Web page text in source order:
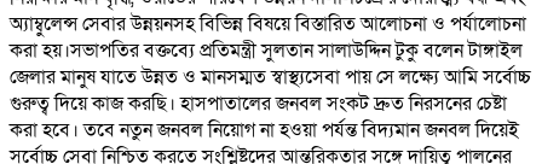
অ্যাম্বুলেন্স সেবার উন্নয়নসহ বিভিন্ন বিষয়ে বিস্তারিত আলোচনা ও পর্যালোচনা
করা হয়।সভাপতির বক্তব্যে প্রতিমন্ত্রী সুলতান সালাউদ্দিন টুকু বলেন টাঙ্গাইল
জেলার মানুষ যাতে উন্নত ও মানসম্মত স্বাস্থ্যসেবা পায় সে লক্ষ্যে আমি সর্বোচ্চ
গুরুত্ব দিয়ে কাজ করছি। হাসপাতালের জনবল সংকট দ্রুত নিরসনের চেষ্টা
করা হবে। তবে নতুন জনবল নিয়োগ না হওয়া পর্যন্ত বিদ্যমান জনবল দিয়েই
সর্বোচ্চ সেবা নিশ্চিত করতে সংশ্লিষ্টদের আন্তরিকতার সঙ্গে দায়িত্ব পালনের